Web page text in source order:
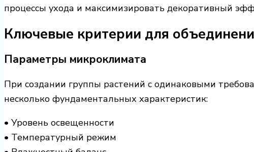
процессы ухода и максимизировать декоративный
Ключевые критерии для
Параметры микроклимата
При создании группы растений с одинаковыми
несколько фундаментальных характеристик:
• Уровень освещенности
• Температурный режим